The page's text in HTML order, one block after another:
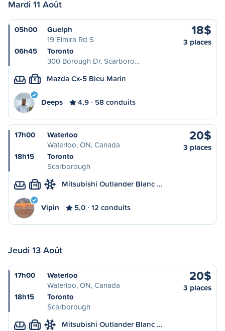
Mardi 11 Août
05h00
Guelph
19 Elmira Rd S
06h45
Toronto
300 Borough Dr, Scarboro…
18$
3 places
S Mazda Cx-5 Bleu Marin
Deeps 4,9 58 conduits
17h00
Waterloo
Waterloo, ON, Canada
18h15
Toronto
Scarborough
20$
3 places
M Mitsubishi Outlander Blanc …
Vipin 5,0 12 conduits
Jeudi 13 Août
17h00
Waterloo
Waterloo, ON, Canada
18h15
Toronto
Scarborough
20$
3 places
M Mitsubishi Outlander Blanc …